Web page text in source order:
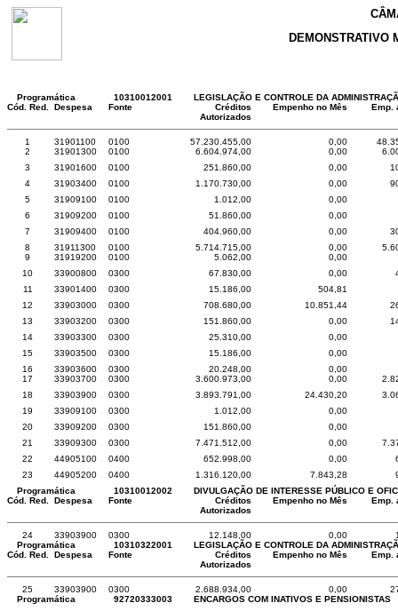
DEMONSTRATIVO
Programática 10310012001
LEGISLAÇÃO E CONTROLE DA
Cód. Red.
Despesa Fonte
Créditos
Autorizados
Empenho no Mês Emp.
1 31901100 0100 57.230.455,00 0,00
2
31901300 0100 6.604.974,00 0,00
3
31901600 0100 251.860,00 0,00
4
31903400 0100 1.170.730,00 0,00
5
31909100 0100 1.012,00
0,00
6
31909200 0100 51.860,00
0,00
7
31909400 0100 404.960,00 0,00
8
31911300 0100 5.714.715,00 0,00
9
31919200 0100 5.062,00
0,00
10
33900800 0300 67.830,00 0,00
11
33901400 0300 15.186,00
504,81
12
33903000 0300 708.680,00 10.851,44
13
33903200 0300 151.860,00 0,00
14
33903300 0300 25.310,00
0,00
15
33903500 0300 15.186,00
0,00
16
33903600 0300 20.248,00
0,00
17
33903700 0300 3.600.973,00 0,00
18
33903900 0300 3.893.791,00 24.430,20
19
33909100 0300 1.012,00
0,00
20
33909200 0300 151.860,00
0,00
21
33909300 0300 7.471.512,00 0,00
22
44905100 0400 652.998,00 0,00
23
44905200 0400 1.316.120,00 7.843,28
Programática
10310012002
DIVULGAÇÃO DE INTERESSE PÚBLICO E
Cód. Red.
Despesa Fonte
Créditos
Autorizados
Empenho no Mês Emp.
24 33903900 0300 12.148,00 0,00
Programática
10310322001
LEGISLAÇÃO E CONTROLE DA
Cód. Red.
Despesa Fonte
Créditos
Autorizados
Empenho no Mês Emp.
25 33903900 0300 2.688.934,00 0,00
Programática
92720333003
ENCARGOS COM INATIVOS E PENSIONISTAS